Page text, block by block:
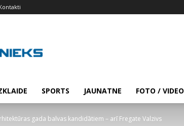
SPORTS JAUNATNE FOTO / VIDEO
gada balvas kandidātiem – arī Fregate Valzivs